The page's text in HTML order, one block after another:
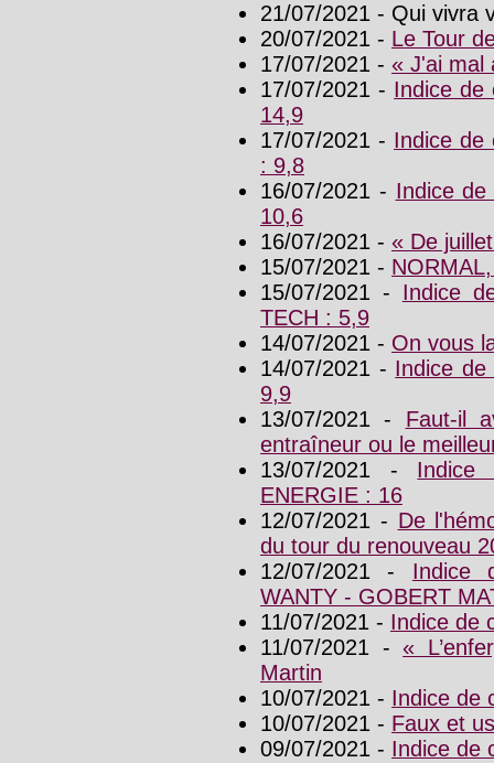
21/07/2021 - Qui vivra
20/07/2021 - Le Tour
17/07/2021 - « J'ai mal
17/07/2021 - Indice de
14,9
17/07/2021 - Indice de
: 9,8
16/07/2021 - Indice
10,6
16/07/2021 - « De
15/07/2021 -
15/07/2021 - Indice
TECH : 5,9
14/07/2021 - On vous
14/07/2021 - Indice de
9,9
13/07/2021 - Faut-il
entraîneur ou le
13/07/2021 - Indice
ENERGIE : 16
12/07/2021 - De
du tour du renouveau
12/07/2021 - Indice
WANTY - GOBERT
11/07/2021 - Indice de
11/07/2021 - «
Martin
10/07/2021 - Indice de
10/07/2021 - Faux et
09/07/2021 - Indice de